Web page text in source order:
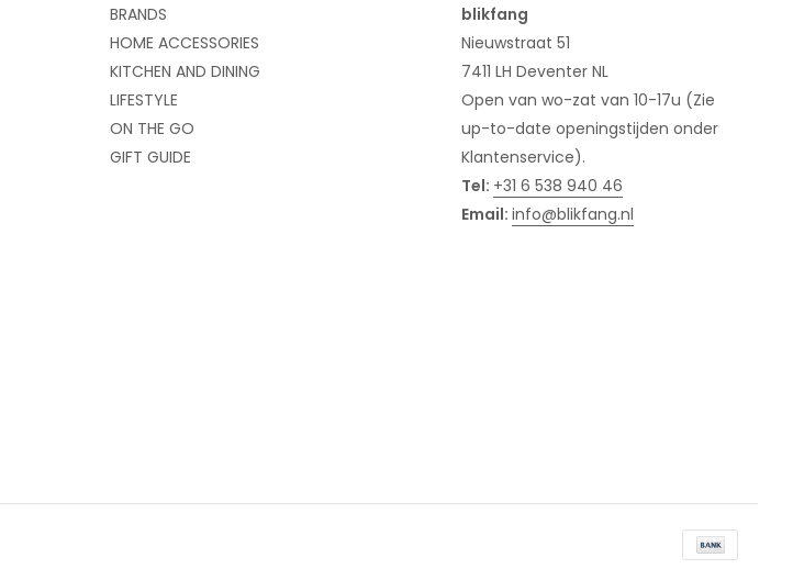
BRANDS
HOME ACCESSORIES
KITCHEN AND DINING
LIFESTYLE
ON THE GO
GIFT GUIDE
blikfang
Nieuwstraat 51
7411 LH Deventer NL
Open van wo-zat van 10-17u (Zie
up-to-date openingstijden onder
Klantenservice).
Tel: +31 6 538 940 46
Email: info@blikfang.nl